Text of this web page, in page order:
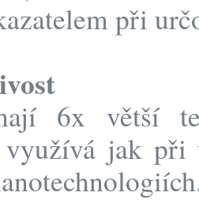
při
6x větší
využívá jak